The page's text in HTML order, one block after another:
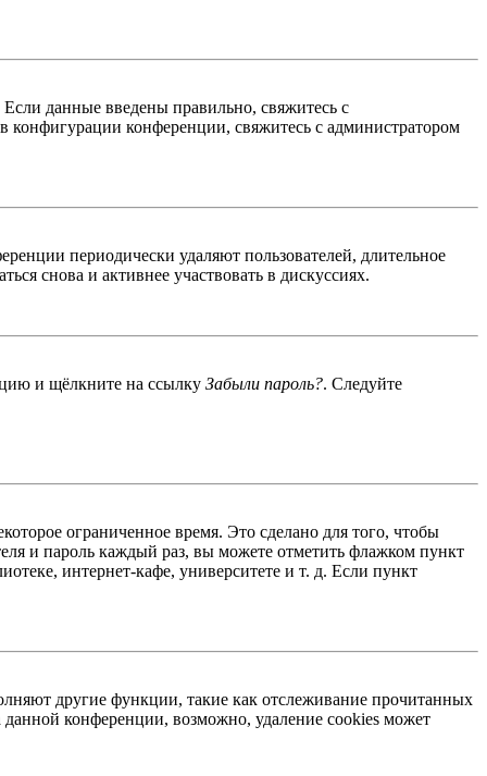
данные введены правильно, свяжитесь с
конференции, свяжитесь с администратором
периодически удаляют пользователей, длительное
снова и активнее участвовать в дискуссиях.
и щёлкните на ссылку Забыли пароль?. Следуйте
ограниченное время. Это сделано для того, чтобы
и пароль каждый раз, вы можете отметить флажком пункт
интернет-кафе, университете и т. д. Если пункт
другие функции, такие как отслеживание прочитанных
конференции, возможно, удаление cookies может